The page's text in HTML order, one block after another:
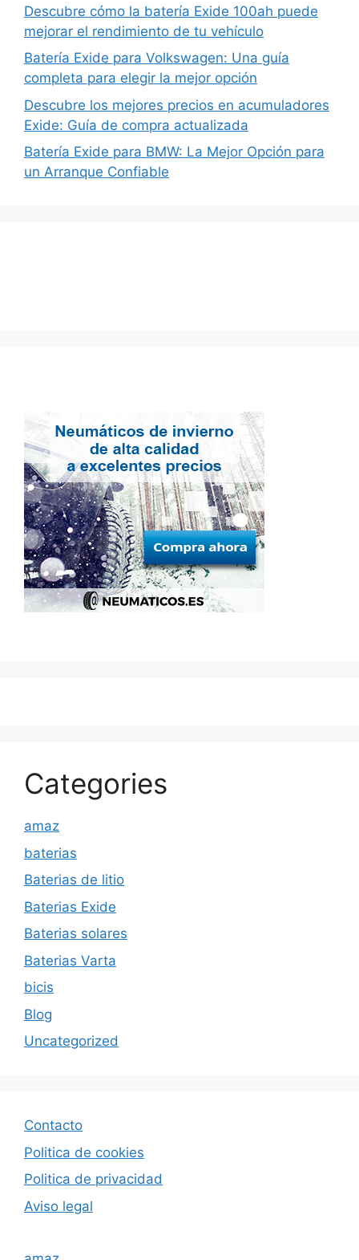
Descubre cómo la batería Exide 100ah puede
mejorar el rendimiento de tu vehículo
Batería Exide para Volkswagen: Una guía
completa para elegir la mejor opción
Descubre los mejores precios en acumuladores
Exide: Guía de compra actualizada
Batería Exide para BMW: La Mejor Opción para
un Arranque Confiable
Categories
amaz
baterias
Baterias de litio
Baterias Exide
Baterias solares
Baterias Varta
bicis
Blog
Uncategorized
Contacto
Politica de cookies
Politica de privacidad
Aviso legal